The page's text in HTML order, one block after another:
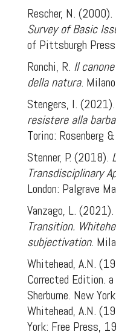
Rescher, N. (2000).
Survey of Basic
of Pittsburgh
Ronchi, R. Il
della natura.
Stengers, I. (2021).
resistere alla
Torino: Rosenberg
Stenner, P. (2018).
Transdisciplinary
London: Palgrave
Vanzago, L. (2021).
Transition.
subjectivation.
Whitehead, A.N.
Corrected Edition.
Sherburne. New
Whitehead, A.N.
York: Free Press,